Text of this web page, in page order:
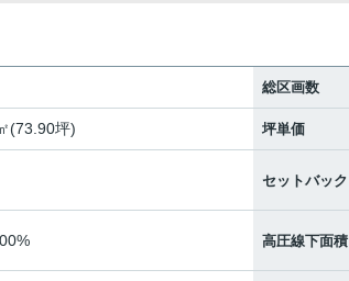
総区画数
(73.90坪) 坪単価
セットバック
高圧線下面積